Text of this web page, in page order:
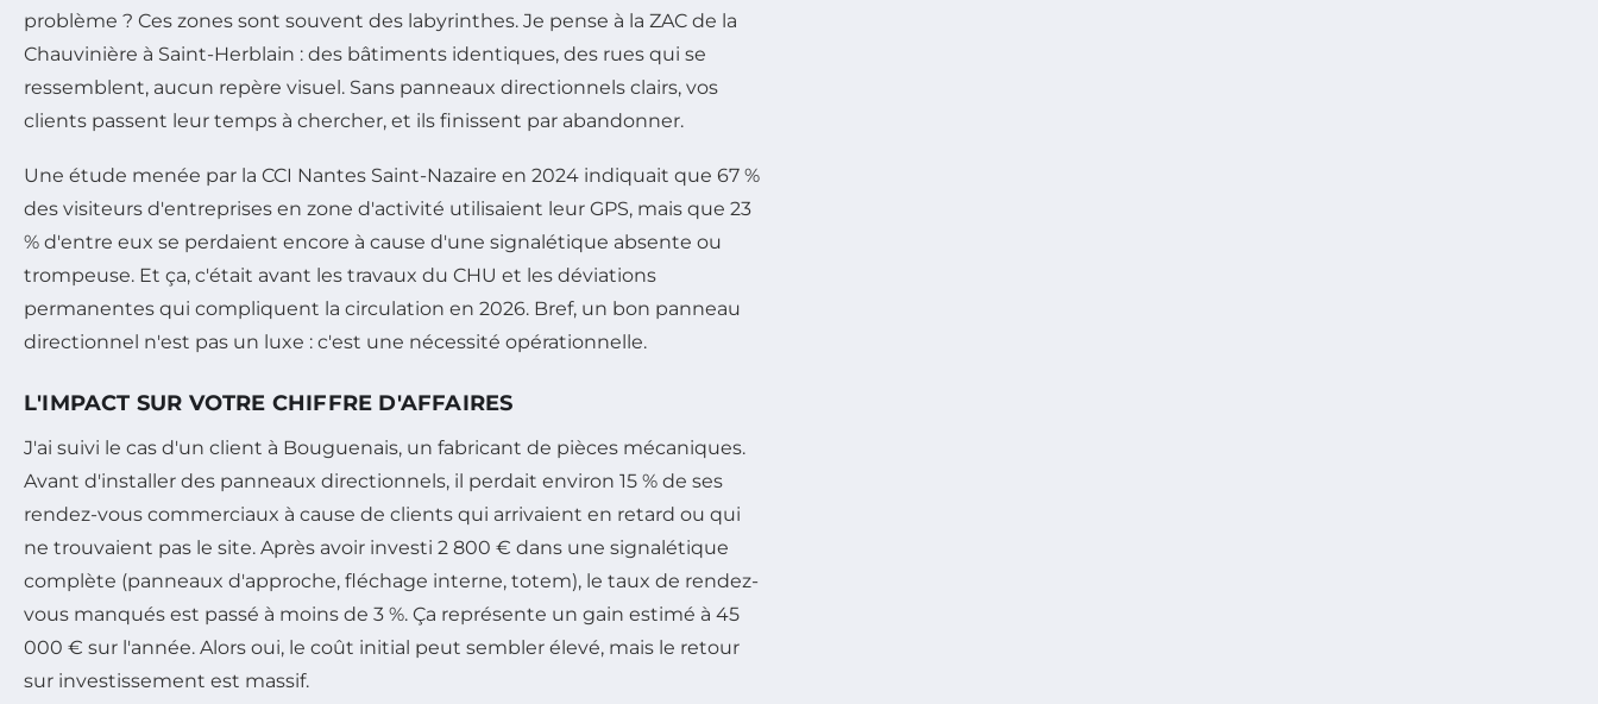
problème ? Ces zones sont souvent des labyrinthes. Je pense à la ZAC de la
Chauvinière à Saint-Herblain : des bâtiments identiques, des rues qui se
ressemblent, aucun repère visuel. Sans panneaux directionnels clairs, vos
clients passent leur temps à chercher, et ils finissent par abandonner.
Une étude menée par la CCI Nantes Saint-Nazaire en 2024 indiquait que 67 %
des visiteurs d'entreprises en zone d'activité utilisaient leur GPS, mais que 23
% d'entre eux se perdaient encore à cause d'une signalétique absente ou
trompeuse. Et ça, c'était avant les travaux du CHU et les déviations
permanentes qui compliquent la circulation en 2026. Bref, un bon panneau
directionnel n'est pas un luxe : c'est une nécessité opérationnelle.
L'IMPACT SUR VOTRE CHIFFRE D'AFFAIRES
J'ai suivi le cas d'un client à Bouguenais, un fabricant de pièces mécaniques.
Avant d'installer des panneaux directionnels, il perdait environ 15 % de ses
rendez-vous commerciaux à cause de clients qui arrivaient en retard ou qui
ne trouvaient pas le site. Après avoir investi 2 800 € dans une signalétique
complète (panneaux d'approche, fléchage interne, totem), le taux de rendez-
vous manqués est passé à moins de 3 %. Ça représente un gain estimé à 45
000 € sur l'année. Alors oui, le coût initial peut sembler élevé, mais le retour
sur investissement est massif.